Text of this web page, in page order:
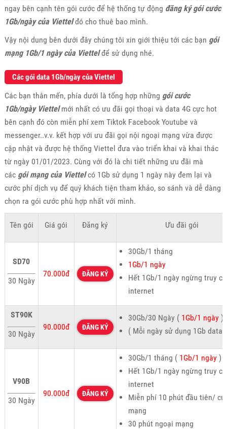
ngay bên cạnh tên gói cước để hệ thống tự động đăng ký gói cước
1Gb/ngày của Viettelđó cho thuê bao mình.
Vậy nội dung bên dưới đây chúng tôi xin giới thiệu tới các bạn gói
mạng 1Gb/1 ngày của Viettelđể sử dụng nhé.
Các gói data 1Gb/ngày của Viettel
Các bạn thân mến, phía dưới là tổng hợp những gói cước
1Gb/ngày Viettelmới nhất có ưu đãi gọi thoại và data 4G cực hot
bên cạnh đó còn miễn phí xem Tiktok Facebook Youtube và
messenger..v.v. kết hợp với ưu đãi gọi nội ngoại mạng vừa được
cập nhật và được hệ thống Viettel đưa vào triển khai và khai thác
từ ngày 01/01/2023. Cùng với đó là chi tiết những ưu đãi mà
các gói mạng của Viettelcó 1Gb sử dụng 1 ngày này đem lại và
cước phí dịch vụ để quý khách tiện tham khảo, so sánh và dễ dàng
chọn ra gói cước phù hợp nhất với mình.
Tên gói Giá gói Đăng ký Ưu đãi gói
SD70
30 Ngày
70.000đ ĐĂNG KÝ
30Gb/1 tháng
1Gb/1 ngày
Hết 1Gb/1 ngày ngừng truy
internet
ST90K
30 Ngày
90.000đ ĐĂNG KÝ
30Gb/30 Ngày ( 1Gb/1 ngày)
( Mỗi ngày sử dụng 1Gb data)
V90B
30 Ngày
90.000đ ĐĂNG KÝ
30Gb/1 tháng ( 1Gb/1 ngày)
Hết 1Gb/1 ngày ngừng truy
internet
Miễn phí 10 phút đầu tiên/
mạng
30 phút ngoại mạng